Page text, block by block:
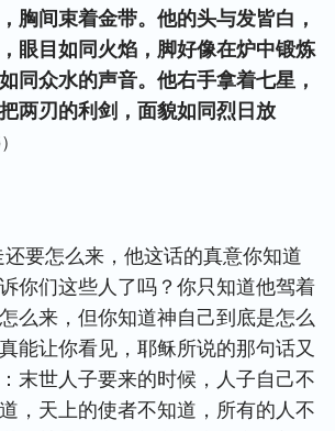
胸间束着金带。他的头与发皆白，
眼目如同火焰，脚好像在炉中锻炼
同众水的声音。他右手拿着七星，
两刃的利剑，面貌如同烈日放
还要怎么来，他这话的真意你知道
你们这些人了吗？你只知道他驾着
么来，但你知道神自己到底是怎么
能让你看见，耶稣所说的那句话又
末世人子要来的时候，人子自己不
，天上的使者不知道，所有的人不